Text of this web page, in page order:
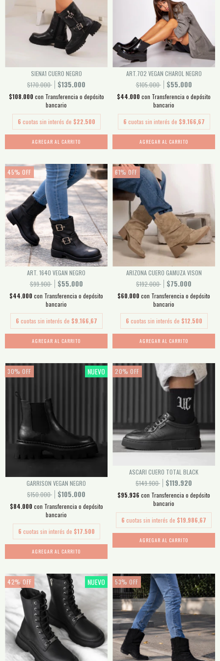
SIENA1 CUERO NEGRO
$170.000
$135.000
$108.000 con Transferencia o depósito
bancario
6 cuotas sin interés de $22.500
AGREGAR AL CARRITO
ART.702 VEGAN CHAROL NEGRO
$105.000
$55.000
$44.000 con Transferencia o depósito
bancario
6 cuotas sin interés de $9.166,67
AGREGAR AL CARRITO
45% OFF
ART. 1640 VEGAN NEGRO
$99.900
$55.000
$44.000 con Transferencia o depósito
bancario
6 cuotas sin interés de $9.166,67
AGREGAR AL CARRITO
61% OFF
ARIZONA CUERO GAMUZA VISON
$192.000
$75.000
$60.000 con Transferencia o depósito
bancario
6 cuotas sin interés de $12.500
AGREGAR AL CARRITO
30% OFF NUEVO
GARRISON VEGAN NEGRO
$150.000
$105.000
$84.000 con Transferencia o depósito
bancario
6 cuotas sin interés de $17.500
AGREGAR AL CARRITO
20% OFF
ASCARI CUERO TOTAL BLACK
$149.900
$119.920
$95.936 con Transferencia o depósito
bancario
6 cuotas sin interés de $19.986,67
AGREGAR AL CARRITO
42% OFF NUEVO 53% OFF